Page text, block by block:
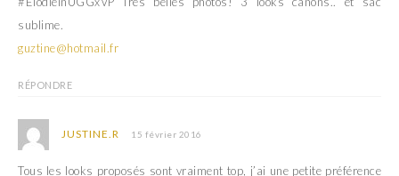
sublime.
guztine@hotmail.fr
RÉPONDRE
JUSTINE.R 15 février 2016
Tous les looks proposés sont vraiment top, j’ai une petite préférence